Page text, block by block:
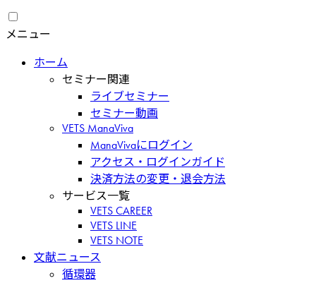
メニュー
ホーム
セミナー関連
ライブセミナー
セミナー動画
VETS ManaViva
ManaVivaにログイン
アクセス・ログインガイド
決済方法の変更・退会方法
サービス一覧
VETS CAREER
VETS LINE
VETS NOTE
文献ニュース
循環器